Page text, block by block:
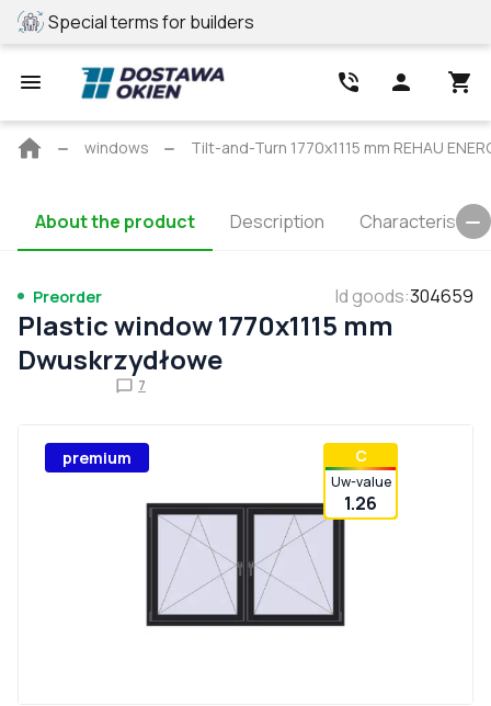
Special terms for builders
Main
windows Tilt-and-Turn 1770x1115 mm REHAU
About the product Description Characteristics
Preorder Id goods:304659
Plastic window 1770x1115 mm
Dwuskrzydłowe
7
premium С
Uw-value
1.26